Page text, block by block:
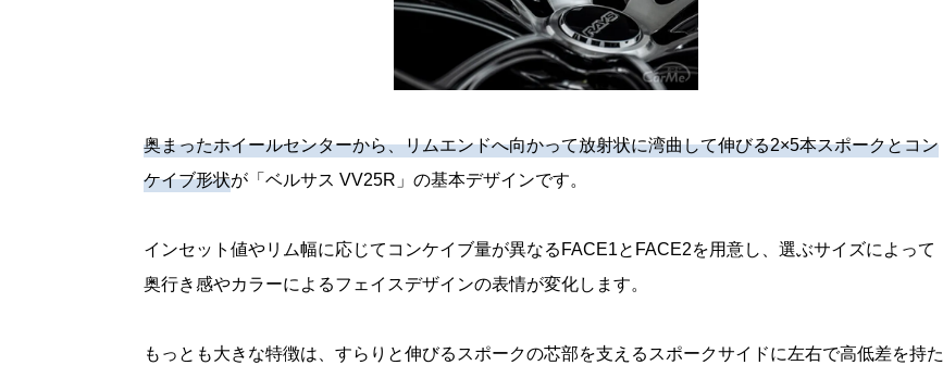
奥まったホイールセンターから、リムエンドへ向かって放射状に湾曲して伸びる2×5本スポークとコン
ケイブ形状が「ベルサス VV25R」の基本デザインです。
インセット値やリム幅に応じてコンケイブ量が異なるFACE1とFACE2を用意し、選ぶサイズによって
奥行き感やカラーによるフェイスデザインの表情が変化します。
もっとも大きな特徴は、すらりと伸びるスポークの芯部を支えるスポークサイドに左右で高低差を持た